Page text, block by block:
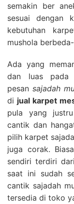
semakin ber
sesuai dengan
kebutuhan
mushola
Ada yang
dan luas pada
pesan sajadah
di jual karpet
pula yang
cantik dan
pilih karpet
juga corak.
sendiri terdiri
saat ini sudah
cantik sajadah
tersedia di toko